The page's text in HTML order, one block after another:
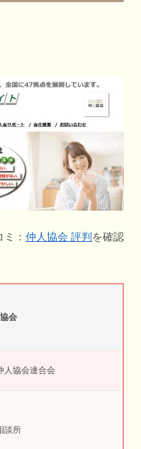
ミ： 仲人協会 評判 を確認
会
人協会連合会
談所